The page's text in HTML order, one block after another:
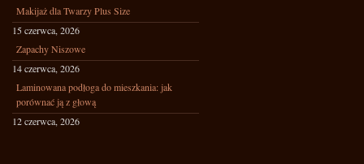
Makijaż dla Twarzy Plus Size
15 czerwca, 2026
Zapachy Niszowe
14 czerwca, 2026
Laminowana podłoga do mieszkania: jak
porównać ją z głową
12 czerwca, 2026